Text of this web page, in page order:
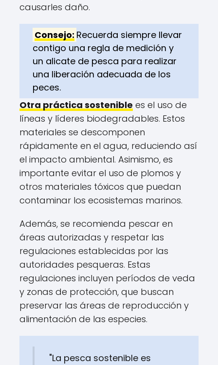
causarles daño.
Consejo: Recuerda siempre llevar
contigo una regla de medición y
un alicate de pesca para realizar
una liberación adecuada de los
peces.
Otra práctica sostenible es el uso de
líneas y líderes biodegradables. Estos
materiales se descomponen
rápidamente en el agua, reduciendo así
el impacto ambiental. Asimismo, es
importante evitar el uso de plomos y
otros materiales tóxicos que puedan
contaminar los ecosistemas marinos.
Además, se recomienda pescar en
áreas autorizadas y respetar las
regulaciones establecidas por las
autoridades pesqueras. Estas
regulaciones incluyen períodos de veda
y zonas de protección, que buscan
preservar las áreas de reproducción y
alimentación de las especies.
"La pesca sostenible es